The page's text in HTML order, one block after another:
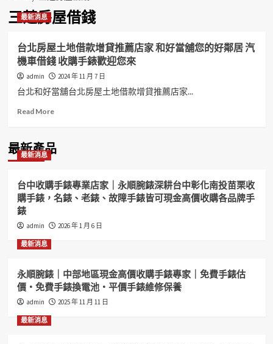
三芝房屋借錢
最新消息
台北房屋土地借款增貸推薦店家 和好當舖您的好鄰居 汽
機車借錢 收購手錶歡迎您來
admin 2024 年 11 月 7 日
台北和好當舖台北房屋土地借款增貸推薦店家...
Read MoreRead
台
北
屋
土
地
款
薦
店
和
最新產品
最新消息
台中收購手錶專業店家｜永順腕錶深耕台中彰化南投苗栗收
購手錶，名錶、老錶、故障手錶皆可現金高價收購各品牌手
錶
admin 2026 年 1 月 6 日
最新消息
永順腕錶｜中部地區現金高價收購手錶專家｜免費手錶估
價・免費手錶換電池・平價手錶維修保養
admin 2025 年 11 月 11 日
最新消息